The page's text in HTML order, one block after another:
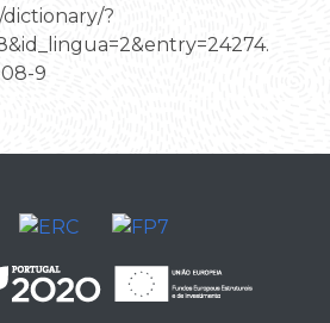
dictionary/?
9